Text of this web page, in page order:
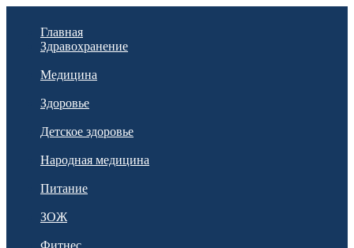
Главная
Здравохранение
Медицина
Здоровье
Детское здоровье
Народная медицина
Питание
ЗОЖ
Фитнес